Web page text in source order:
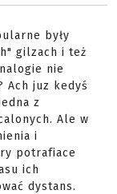
były
gilzach i też
nie
Ach juz kedyś
z
Ale w
i
potrafiace
ich
dystans.